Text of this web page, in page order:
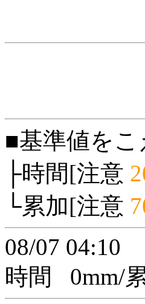
■基準値を
├時間[注意
└累加[注意
08/07 04:10
時間
0mm/